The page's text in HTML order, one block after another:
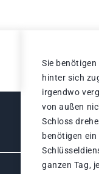
Sie
hinter sich
irgendwo
von außen
Schloss
benötigen
ganzen Tag,